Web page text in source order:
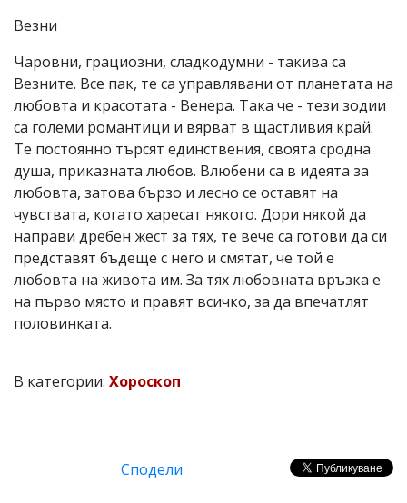
Везни
Чаровни, грациозни, сладкодумни - такива са
Везните. Все пак, те са управлявани от планетата на
любовта и красотата - Венера. Така че - тези зодии
са големи романтици и вярват в щастливия край.
Те постоянно търсят единствения, своята сродна
душа, приказната любов. Влюбени са в идеята за
любовта, затова бързо и лесно се оставят на
чувствата, когато харесат някого. Дори някой да
направи дребен жест за тях, те вече са готови да си
представят бъдеще с него и смятат, че той е
любовта на живота им. За тях любовната връзка е
на първо място и правят всичко, за да впечатлят
половинката.
В категории: Хороскоп
Сподели